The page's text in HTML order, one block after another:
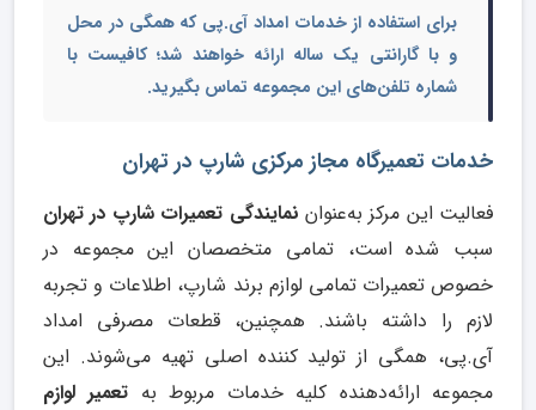
برای استفاده از خدمات امداد آی.پی که همگی در محل
و با گارانتی یک ساله ارائه خواهند شد؛ کافیست با
شماره تلفن‌های این مجموعه تماس بگیرید.
خدمات تعمیرگاه مجاز مرکزی شارپ در تهران
فعالیت این مرکز به‌عنوان نمایندگی تعمیرات شارپ در تهران
سبب شده است، تمامی متخصصان این مجموعه در
خصوص تعمیرات تمامی لوازم برند شارپ، اطلاعات و تجربه
لازم را داشته باشند. همچنین، قطعات مصرفی امداد
آی.پی، همگی از تولید کننده اصلی تهیه می‌شوند. این
مجموعه ارائه‌دهنده کلیه خدمات مربوط به تعمیر لوازم